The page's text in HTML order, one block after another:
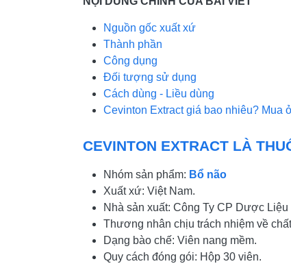
Nguồn gốc xuất xứ
Thành phần
Công dụng
Đối tượng sử dụng
Cách dùng - Liều dùng
Cevinton Extract giá bao nhiêu? Mua
CEVINTON EXTRACT LÀ
Nhóm sản phẩm: Bổ não
Xuất xứ: Việt Nam.
Nhà sản xuất: Công Ty CP Dược
Thương nhân chịu trách nhiệm về
Dạng bào chế: Viên nang mềm.
Quy cách đóng gói: Hộp 30 viên.